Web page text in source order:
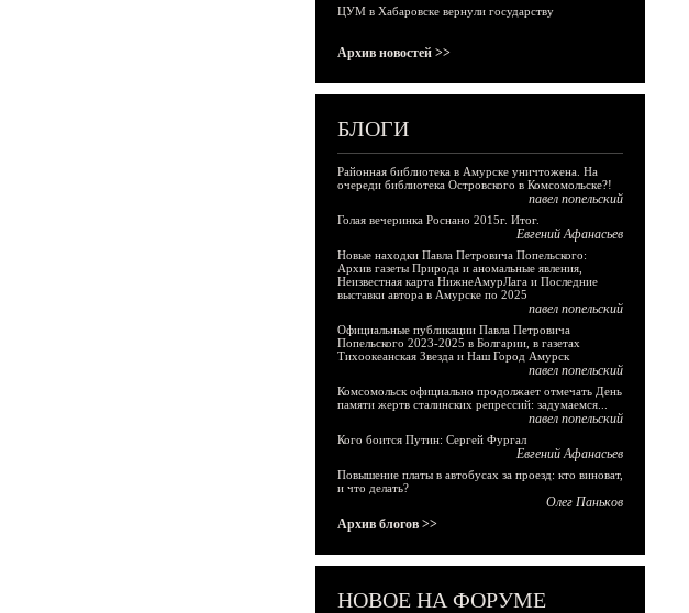
ЦУМ в Хабаровске вернули государству
Архив новостей >>
БЛОГИ
Районная библиотека в Амурске уничтожена. На
очереди библиотека Островского в Комсомольске?!
павел попельский
Голая вечеринка Роснано 2015г. Итог.
Евгений Афанасьев
Новые находки Павла Петровича Попельского:
Архив газеты Природа и аномальные явления,
Неизвестная карта НижнеАмурЛага и Последние
выставки автора в Амурске по 2025
павел попельский
Официальные публикации Павла Петровича
Попельского 2023-2025 в Болгарии, в газетах
Тихоокеанская Звезда и Наш Город Амурск
павел попельский
Комсомольск официально продолжает отмечать День
памяти жертв сталинских репрессий: задумаемся...
павел попельский
Кого боится Путин: Сергей Фургал
Евгений Афанасьев
Повышение платы в автобусах за проезд: кто виноват,
и что делать?
Олег Паньков
Архив блогов >>
НОВОЕ НА ФОРУМЕ